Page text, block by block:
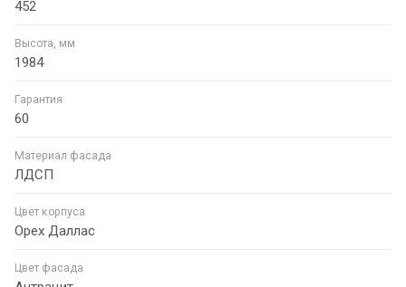
452
Высота, мм
1984
Гарантия
60
Материал фасада
ЛДСП
Цвет корпуса
Орех Даллас
Цвет фасада